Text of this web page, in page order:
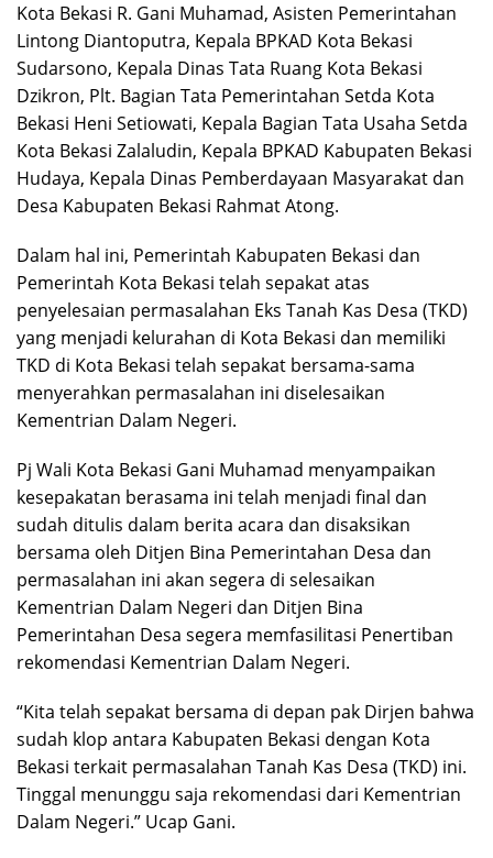
Kota Bekasi R. Gani Muhamad, Asisten Pemerintahan
Lintong Diantoputra, Kepala BPKAD Kota Bekasi
Sudarsono, Kepala Dinas Tata Ruang Kota Bekasi
Dzikron, Plt. Bagian Tata Pemerintahan Setda Kota
Bekasi Heni Setiowati, Kepala Bagian Tata Usaha Setda
Kota Bekasi Zalaludin, Kepala BPKAD Kabupaten Bekasi
Hudaya, Kepala Dinas Pemberdayaan Masyarakat dan
Desa Kabupaten Bekasi Rahmat Atong.
Dalam hal ini, Pemerintah Kabupaten Bekasi dan
Pemerintah Kota Bekasi telah sepakat atas
penyelesaian permasalahan Eks Tanah Kas Desa (TKD)
yang menjadi kelurahan di Kota Bekasi dan memiliki
TKD di Kota Bekasi telah sepakat bersama-sama
menyerahkan permasalahan ini diselesaikan
Kementrian Dalam Negeri.
Pj Wali Kota Bekasi Gani Muhamad menyampaikan
kesepakatan berasama ini telah menjadi final dan
sudah ditulis dalam berita acara dan disaksikan
bersama oleh Ditjen Bina Pemerintahan Desa dan
permasalahan ini akan segera di selesaikan
Kementrian Dalam Negeri dan Ditjen Bina
Pemerintahan Desa segera memfasilitasi Penertiban
rekomendasi Kementrian Dalam Negeri.
“Kita telah sepakat bersama di depan pak Dirjen bahwa
sudah klop antara Kabupaten Bekasi dengan Kota
Bekasi terkait permasalahan Tanah Kas Desa (TKD) ini.
Tinggal menunggu saja rekomendasi dari Kementrian
Dalam Negeri.” Ucap Gani.